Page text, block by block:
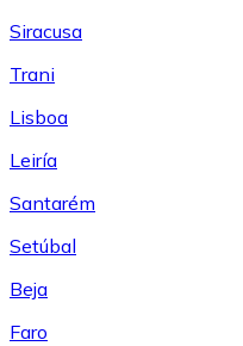
Siracusa
Trani
Lisboa
Leiría
Santarém
Setúbal
Beja
Faro